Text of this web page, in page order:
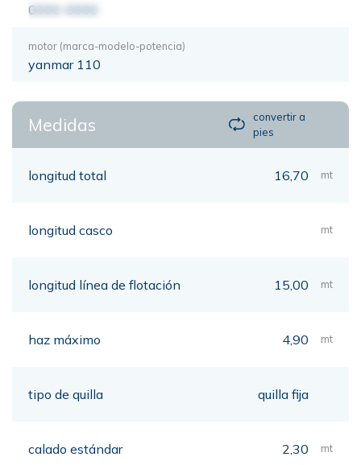
0000-0000
motor (marca-modelo-potencia)
yanmar 110
Medidas
convertir a
pies
longitud total 16,70 mt
longitud casco mt
longitud línea de flotación 15,00 mt
haz máximo 4,90 mt
tipo de quilla quilla fija
calado estándar 2,30 mt